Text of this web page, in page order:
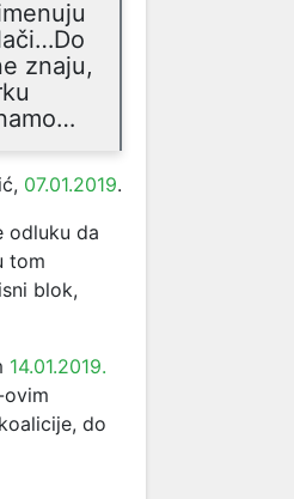
znaju,
07.01.2019.
odluku da
tom
blok,
14.01.2019.
ovim
do